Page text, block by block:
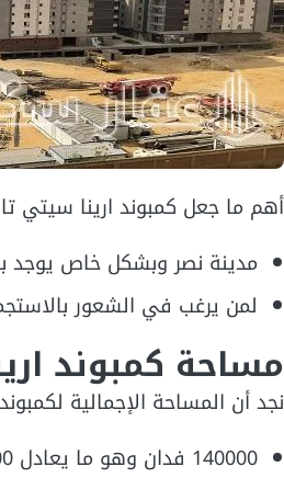
أهم ما جعل كمبوند ارينا سيتي
مدينة نصر وبشكل خاص يوجد
لمن يرغب في الشعور
مساحة كمبوند
نجد أن المساحة الإجمالية لكمبوند Arena City Towers، تصل إلى:
140000 فدان وهو ما يعادل 550000 متر مربع.